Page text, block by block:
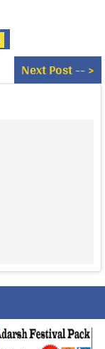
Next Post -- >